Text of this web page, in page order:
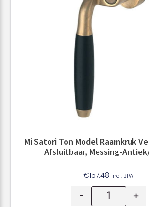
Mi Satori Ton Model Raamkruk
Afsluitbaar, Messing-
€157.48 Incl. BTW
- +